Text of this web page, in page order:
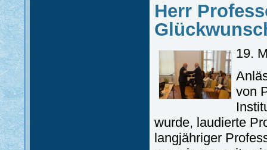
Herr
19.
von
wurde, laudierte
langjähriger